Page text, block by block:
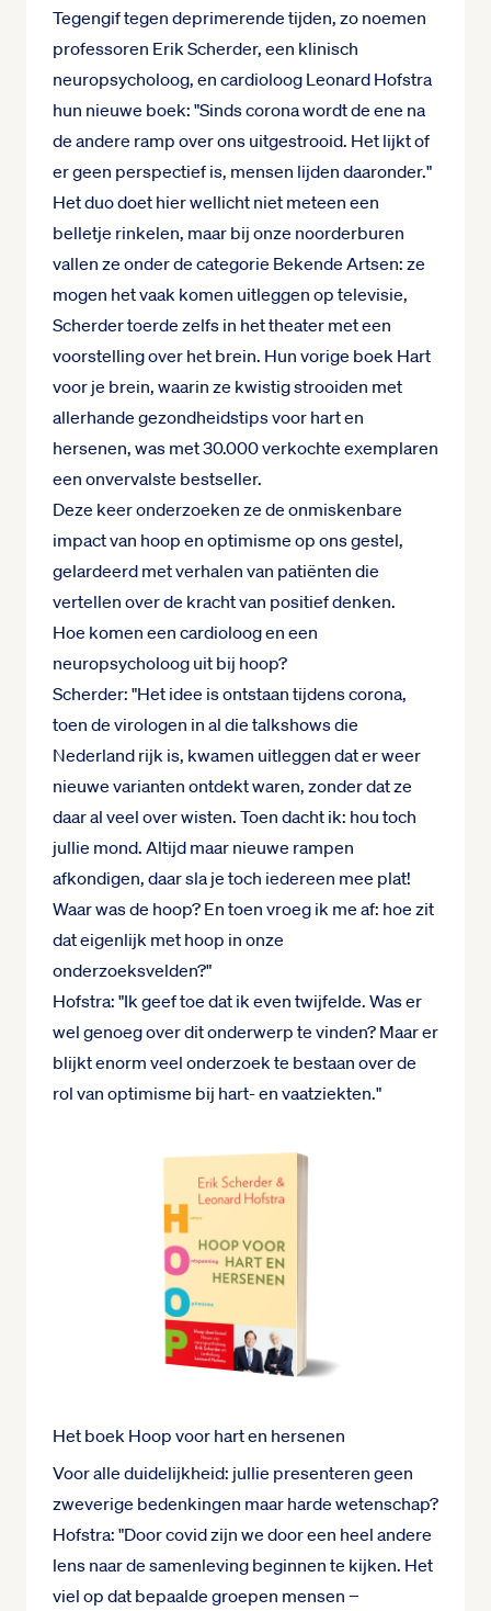
Tegengif tegen deprimerende tijden, zo noemen
professoren Erik Scherder, een klinisch
neuropsycholoog, en cardioloog Leonard Hofstra
hun nieuwe boek: "Sinds corona wordt de ene na
de andere ramp over ons uitgestrooid. Het lijkt of
er geen perspectief is, mensen lijden daaronder."
Het duo doet hier wellicht niet meteen een
belletje rinkelen, maar bij onze noorderburen
vallen ze onder de categorie Bekende Artsen: ze
mogen het vaak komen uitleggen op televisie,
Scherder toerde zelfs in het theater met een
voorstelling over het brein. Hun vorige boek Hart
voor je brein, waarin ze kwistig strooiden met
allerhande gezondheidstips voor hart en
hersenen, was met 30.000 verkochte exemplaren
een onvervalste bestseller.
Deze keer onderzoeken ze de onmiskenbare
impact van hoop en optimisme op ons gestel,
gelardeerd met verhalen van patiënten die
vertellen over de kracht van positief denken.
Hoe komen een cardioloog en een
neuropsycholoog uit bij hoop?
Scherder: "Het idee is ontstaan tijdens corona,
toen de virologen in al die talkshows die
Nederland rijk is, kwamen uitleggen dat er weer
nieuwe varianten ontdekt waren, zonder dat ze
daar al veel over wisten. Toen dacht ik: hou toch
jullie mond. Altijd maar nieuwe rampen
afkondigen, daar sla je toch iedereen mee plat!
Waar was de hoop? En toen vroeg ik me af: hoe zit
dat eigenlijk met hoop in onze
onderzoeksvelden?"
Hofstra: "Ik geef toe dat ik even twijfelde. Was er
wel genoeg over dit onderwerp te vinden? Maar er
blijkt enorm veel onderzoek te bestaan over de
rol van optimisme bij hart- en vaatziekten."
Het boek Hoop voor hart en hersenen
Voor alle duidelijkheid: jullie presenteren geen
zweverige bedenkingen maar harde wetenschap?
Hofstra: "Door covid zijn we door een heel andere
lens naar de samenleving beginnen te kijken. Het
viel op dat bepaalde groepen mensen −